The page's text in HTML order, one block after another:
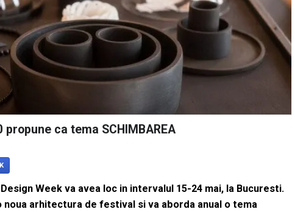
ca tema SCHIMBAREA
Week va avea loc in intervalul 15-24 mai, la Bucuresti.
noua arhitectura de festival si va aborda anual o tema